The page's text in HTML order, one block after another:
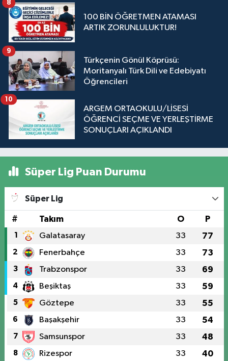
100 BİN ÖĞRETMEN ATAMASI
ARTIK ZORUNLULUKTUR!
8
Türkçenin Gönül Köprüsü:
Moritanyalı Türk Dili ve Edebiyatı
Öğrencileri
9
ARGEM ORTAOKULU/LİSESİ
ÖĞRENCİ SEÇME VE YERLEŞTİRME
SONUÇLARI AÇIKLANDI
10
Süper Lig Puan Durumu
Süper Lig
# Takım O P
1 Galatasaray 33 77
2 Fenerbahçe 33 73
3 Trabzonspor 33 69
4 Beşiktaş 33 59
5 Göztepe 33 55
6 Başakşehir 33 54
7 Samsunspor 33 48
8 Rizespor 33 40